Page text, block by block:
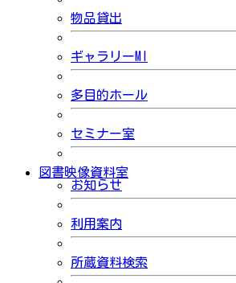
物品貸出
ギャラリーMI
多目的ホール
セミナー室
図書映像資料室
お知らせ
利用案内
所蔵資料検索